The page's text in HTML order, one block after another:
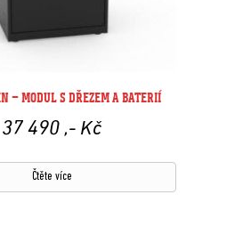
– MODUL S DŘEZEM A BATERIÍ
37 490 ,- Kč
Čtěte více